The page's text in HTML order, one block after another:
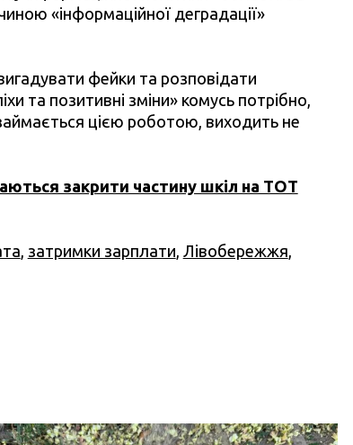
«інформаційної деградації»
фейки та розповідати
та позитивні зміни» комусь потрібно,
цією роботою, виходить не
закрити частину шкіл на ТОТ
затримки зарплати Лівобережжя